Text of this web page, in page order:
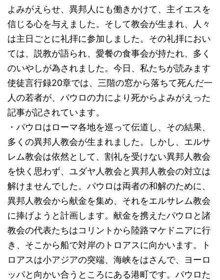
よみがえらせ、異邦人にも働きかけて、主イエスを
信じる心を与えました。そして教会が生まれ、人々
は主日ごとに礼拝に参加しました。その礼拝におい
ては、説教が語られ、愛餐の食事会が持たれ、多く
のいやしが為されました。今日、私たちが読みます
使徒言行録20章では、三階の窓から落ちて死んだ一
人の若者が、パウロの力により死からよみがえった
記事が記されています。
・パウロはローマ各地を巡って伝道し、その結果、
多くの異邦人教会が生まれました。しかし、エルサ
レム教会は依然として、割礼を受けない異邦人教会
を快く思わず、ユダヤ人教会と異邦人教会の対立は
解けませんでした。パウロは両者の和解のために、
異邦人教会から献金を集め、それをエルサレム教会
に捧げようと計画します。献金を携えたパウロと諸
教会の代表たちはコリントから陸路マケドニアに行
き、そこから船で対岸のトロアスに向かいます。ト
ロアスは小アジアの突端、海峡をはさんで、ヨーロ
ッパと向かい合うところにある港町です。パウロた